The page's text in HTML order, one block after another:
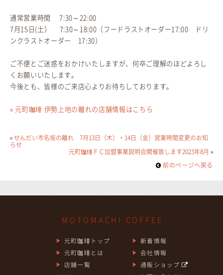
通常営業時間 7:30～22:00
7月15日(土） 7:30～18:00（フードラストオーダー17:00 ドリ
ンクラストオーダー 17:30）
ご不便とご迷惑をおかけいたしますが、何卒ご理解のほどよろし
くお願いいたします。
今後とも、皆様のご来店心よりお待ちしております。
» 元町珈琲 伊勢上地の離れの店舗情報はこちら
«せんだい市名坂の離れ 7月13日（木）・14日（金）営業時間変更のお知
らせ
元町珈琲ＦＣ加盟事業説明会開催致します2023年8月 »
前のページヘ戻る
MOTOMACHI COFFEE
元町珈琲トップ
元町珈琲とは
店舗一覧
新着情報
会社情報
通販ショップ